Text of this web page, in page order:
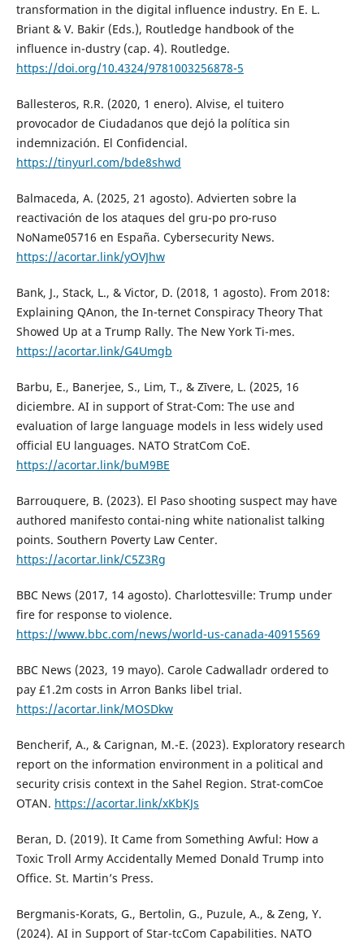
transformation in the digital influence industry. En E. L.
Briant & V. Bakir (Eds.), Routledge handbook of the
influence in-dustry (cap. 4). Routledge.
https://doi.org/10.4324/9781003256878-5
Ballesteros, R.R. (2020, 1 enero). Alvise, el tuitero
provocador de Ciudadanos que dejó la política sin
indemnización. El Confidencial.
https://tinyurl.com/bde8shwd
Balmaceda, A. (2025, 21 agosto). Advierten sobre la
reactivación de los ataques del gru-po pro-ruso
NoName05716 en España. Cybersecurity News.
https://acortar.link/yOVJhw
Bank, J., Stack, L., & Victor, D. (2018, 1 agosto). From 2018:
Explaining QAnon, the In-ternet Conspiracy Theory That
Showed Up at a Trump Rally. The New York Ti-mes.
https://acortar.link/G4Umgb
Barbu, E., Banerjee, S., Lim, T., & Zīvere, L. (2025, 16
diciembre. AI in support of Strat-Com: The use and
evaluation of large language models in less widely used
official EU languages. NATO StratCom CoE.
https://acortar.link/buM9BE
Barrouquere, B. (2023). El Paso shooting suspect may have
authored manifesto contai-ning white nationalist talking
points. Southern Poverty Law Center.
https://acortar.link/C5Z3Rg
BBC News (2017, 14 agosto). Charlottesville: Trump under
fire for response to violence.
https://www.bbc.com/news/world-us-canada-40915569
BBC News (2023, 19 mayo). Carole Cadwalladr ordered to
pay £1.2m costs in Arron Banks libel trial.
https://acortar.link/MOSDkw
Bencherif, A., & Carignan, M.-E. (2023). Exploratory research
report on the information environment in a political and
security crisis context in the Sahel Region. Strat-comCoe
OTAN. https://acortar.link/xKbKJs
Beran, D. (2019). It Came from Something Awful: How a
Toxic Troll Army Accidentally Memed Donald Trump into
Office. St. Martin’s Press.
Bergmanis-Korats, G., Bertolin, G., Puzule, A., & Zeng, Y.
(2024). AI in Support of Star-tcCom Capabilities. NATO